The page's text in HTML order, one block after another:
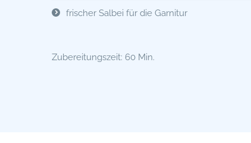
frischer Salbei für die Garnitur
Zubereitungszeit: 60 Min.